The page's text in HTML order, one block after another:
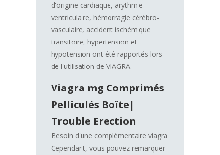
d'origine cardiaque, arythmie
ventriculaire, hémorragie cérébro-
vasculaire, accident ischémique
transitoire, hypertension et
hypotension ont été rapportés lors
de l'utilisation de VIAGRA.
Viagra mg Comprimés
Pelliculés Boîte|
Trouble Erection
Besoin d'une complémentaire viagra
Cependant, vous pouvez remarquer